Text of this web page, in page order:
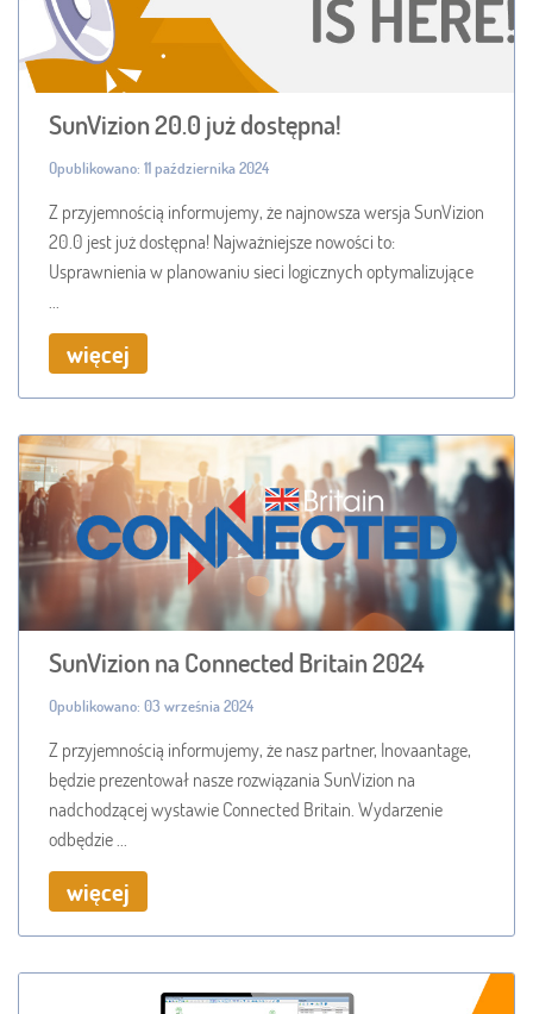
SunVizion 20.0 już dostępna!
Opublikowano: 11 października 2024
Z przyjemnością informujemy, że najnowsza wersja SunVizion
20.0 jest już dostępna! Najważniejsze nowości to:
Usprawnienia w planowaniu sieci logicznych optymalizujące
więcej
SunVizion na Connected Britain 2024
Opublikowano: 03 września 2024
Z przyjemnością informujemy, że nasz partner, Inovaantage,
będzie prezentował nasze rozwiązania SunVizion na
nadchodzącej wystawie Connected Britain. Wydarzenie
odbędzie ...
więcej